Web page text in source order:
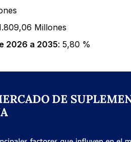
Millones
2026 a 2035: 5,80 %